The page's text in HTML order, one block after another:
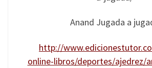
Anand Jugada a
http://
online-libros/deportes/ajedrez/